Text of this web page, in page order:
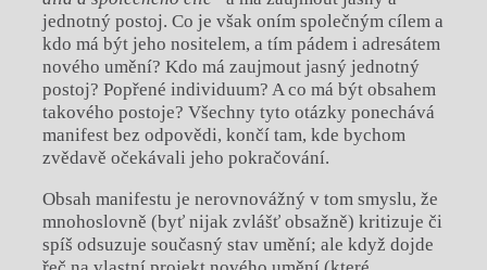
jednotný postoj. Co je však oním společným cílem a
kdo má být jeho nositelem, a tím pádem i adresátem
nového umění? Kdo má zaujmout jasný jednotný
postoj? Popřené individuum? A co má být obsahem
takového postoje? Všechny tyto otázky ponechává
manifest bez odpovědi, končí tam, kde bychom
zvědavě očekávali jeho pokračování.
Obsah manifestu je nerovnovážný v tom smyslu, že
mnohoslovně (byť nijak zvlášť obsažně) kritizuje či
spíš odsuzuje současný stav umění; ale když dojde